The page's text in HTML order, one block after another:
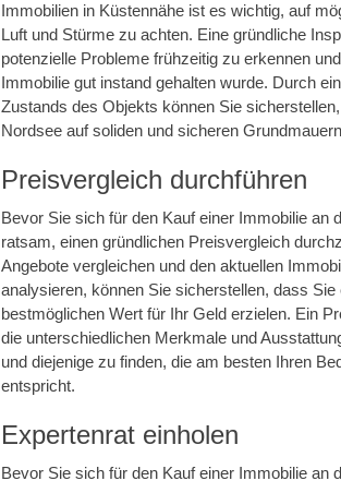
Immobilien in Küstennähe ist es wichtig, auf
Luft und Stürme zu achten. Eine gründliche
potenzielle Probleme frühzeitig zu erkennen
Immobilie gut instand gehalten wurde. Durch
Zustands des Objekts können Sie
Nordsee auf soliden und sicheren
Preisvergleich durchführen
Bevor Sie sich für den Kauf einer Immobilie an
ratsam, einen gründlichen Preisvergleich
Angebote vergleichen und den aktuellen
analysieren, können Sie sicherstellen, dass
bestmöglichen Wert für Ihr Geld erzielen. Ein
die unterschiedlichen Merkmale und
und diejenige zu finden, die am besten Ihren
entspricht.
Expertenrat einholen
Bevor Sie sich für den Kauf einer Immobilie an